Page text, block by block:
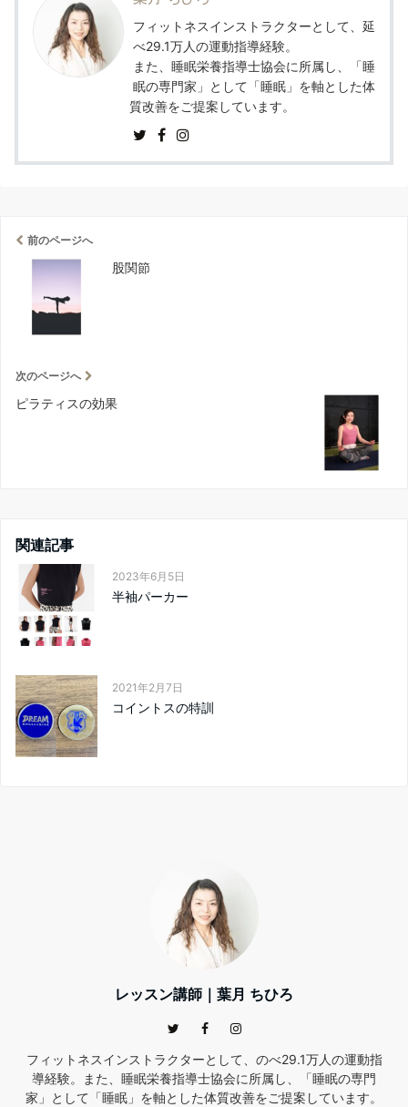
フィットネスインストラクターとして、延
べ29.1万人の運動指導経験。
また、睡眠栄養指導士協会に所属し、「睡
眠の専門家」として「睡眠」を軸とした体
質改善をご提案しています。
前のページへ
股関節
次のページへ
ピラティスの効果
関連記事
2023年6月5日
半袖パーカー
2021年2月7日
コイントスの特訓
レッスン講師｜葉月 ちひろ
フィットネスインストラクターとして、のべ29.1万人の運動指
導経験。また、睡眠栄養指導士協会に所属し、「睡眠の専門
家」として「睡眠」を軸とした体質改善をご提案しています。